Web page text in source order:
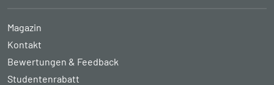
Magazin
Kontakt
Bewertungen & Feedback
Studentenrabatt